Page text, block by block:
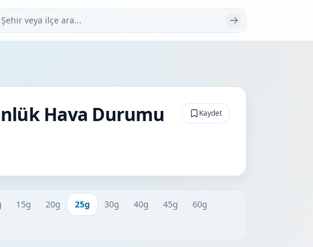
veya ilçe ara
Hava Durumu Kaydet
15g 20g 25g 30g 40g 45g
60g